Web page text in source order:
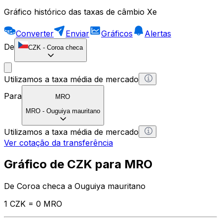
Gráfico histórico das taxas de câmbio Xe
Converter Enviar Gráficos
Alertas
De
CZK - Coroa checa
Utilizamos a taxa média de mercado
Para
MRO
MRO - Ouguiya mauritano
Utilizamos a taxa média de mercado
Ver cotação da transferência
Gráfico de CZK para MRO
De Coroa checa a Ouguiya mauritano
1 CZK = 0 MRO